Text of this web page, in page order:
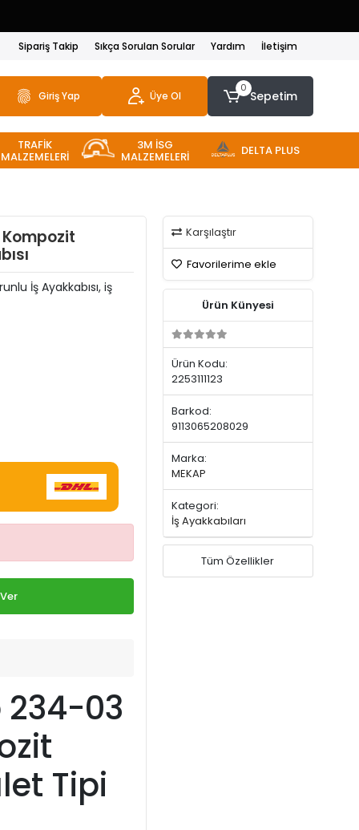
Sipariş Takip Sıkça Sorulan Sorular Yardım İletişim
Giriş Yap Üye Ol
0
Sepetim
TRAFİK
MALZEMELERİ
3M İSG
MALZEMELERİ DELTA PLUS
İş Ayakkabısı, iş
234-03
Tipi
Karşılaştır
Favorilerime ekle
Ürün Künyesi
Ürün Kodu:
2253111123
Barkod:
9113065208029
Marka:
MEKAP
Kategori:
İş Ayakkabıları
Tüm Özellikler